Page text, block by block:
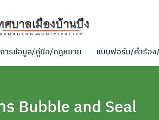
ารข้อมูล/คู่มือ/กฎหมาย แบบฟอร์ม/คำร้อง
Bubble and Seal